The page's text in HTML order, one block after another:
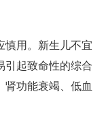
慎用。新生儿不宜
引起致命性的综合
肾功能衰竭、低血